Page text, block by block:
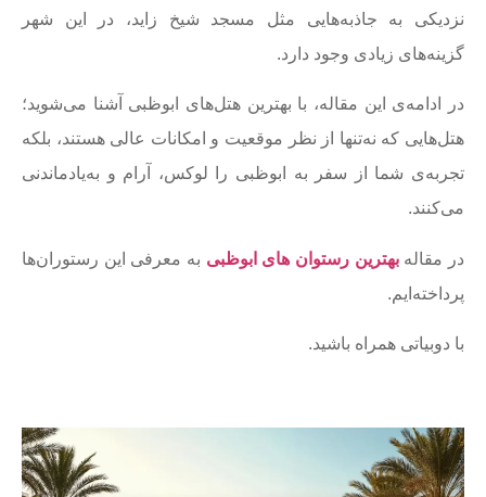
نزدیکی به جاذبه‌هایی مثل مسجد شیخ زاید، در این شهر
گزینه‌های زیادی وجود دارد.
در ادامه‌ی این مقاله، با بهترین هتل‌های ابوظبی آشنا می‌شوید؛
هتل‌هایی که نه‌تنها از نظر موقعیت و امکانات عالی هستند، بلکه
تجربه‌ی شما از سفر به ابوظبی را لوکس، آرام و به‌یادماندنی
می‌کنند.
در مقالهبهترین رستوان های ابوظبی به معرفی این رستوران‌ها
پرداخته‌ایم.
با دوبیاتی همراه باشید.